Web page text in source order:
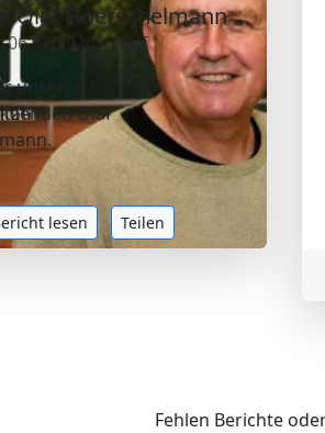
Olaf Hoerschelmann
06.07.2026 - Wolf
unseren
Olaf
lesen Teilen
Fehlen Berichte